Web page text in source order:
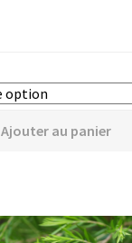
Ajouter au panier